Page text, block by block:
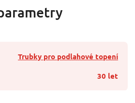
Trubky pro podlahové topení
30 let